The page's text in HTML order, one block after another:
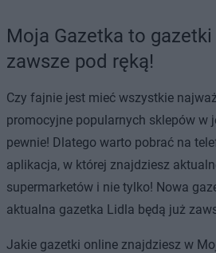
Moja Gazetka to
zawsze pod ręką!
Czy fajnie jest mieć wszystkie
promocyjne popularnych sklepów w
pewnie! Dlatego warto pobrać na
aplikacja, w której znajdziesz
supermarketów i nie tylko! Nowa
aktualna gazetka Lidla będą już
Jakie gazetki online znajdziesz w